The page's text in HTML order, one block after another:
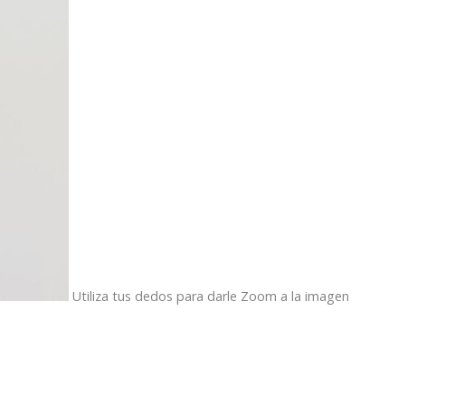
Utiliza tus dedos para darle Zoom a la imagen